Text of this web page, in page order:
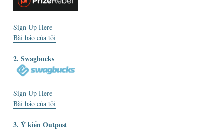
Sign Up Here
Bài báo của tôi
2. Swagbucks
Sign Up Here
Bài báo của tôi
3. Ý kiến ​​Outpost